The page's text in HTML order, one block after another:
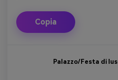
Copia
Palazzo/Festa di